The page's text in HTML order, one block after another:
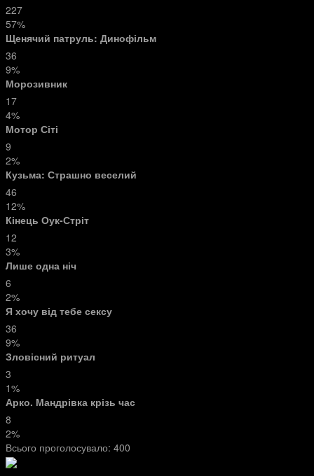
227
57%
Щенячий патруль: Динофільм
36
9%
Морозивник
17
4%
Мотор Сіті
9
2%
Кузьма: Страшно веселий
46
12%
Кінець Оук-Стріт
12
3%
Лише одна ніч
6
2%
Я хочу від тебе сексу
36
9%
Зловісний ритуал
3
1%
Арко. Мандрівка крізь час
8
2%
Всього проголосувало: 400